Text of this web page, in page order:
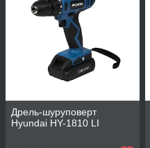
Дрель-шуруповерт
Hyundai HY-1810 LI